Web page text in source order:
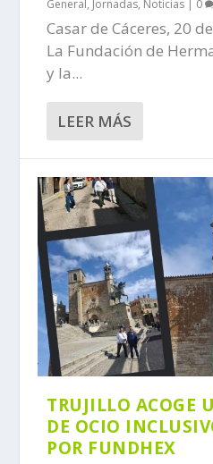
General , Jornadas, Noticias 0
Casar de Cáceres, 20
La Fundación de
y la...
LEER MÁS
TRUJILLO ACOGE
DE OCIO
POR FUNDHEX